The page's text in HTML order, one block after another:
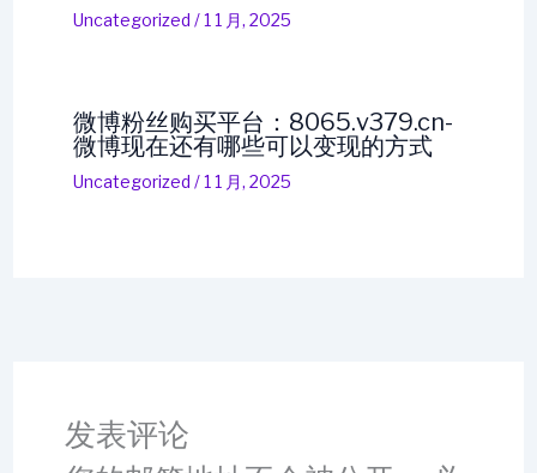
Uncategorized /1 1 月, 2025
微博粉丝购买平台：8065.v379.cn-
微博现在还有哪些可以变现的方式
Uncategorized /1 1 月, 2025
发表评论